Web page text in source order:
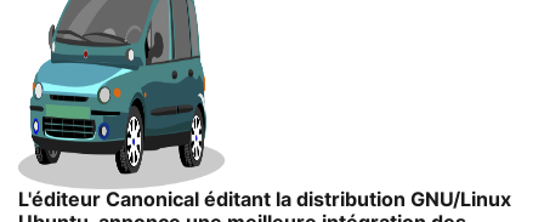
L'éditeur Canonical éditant la distribution GNU/Linux